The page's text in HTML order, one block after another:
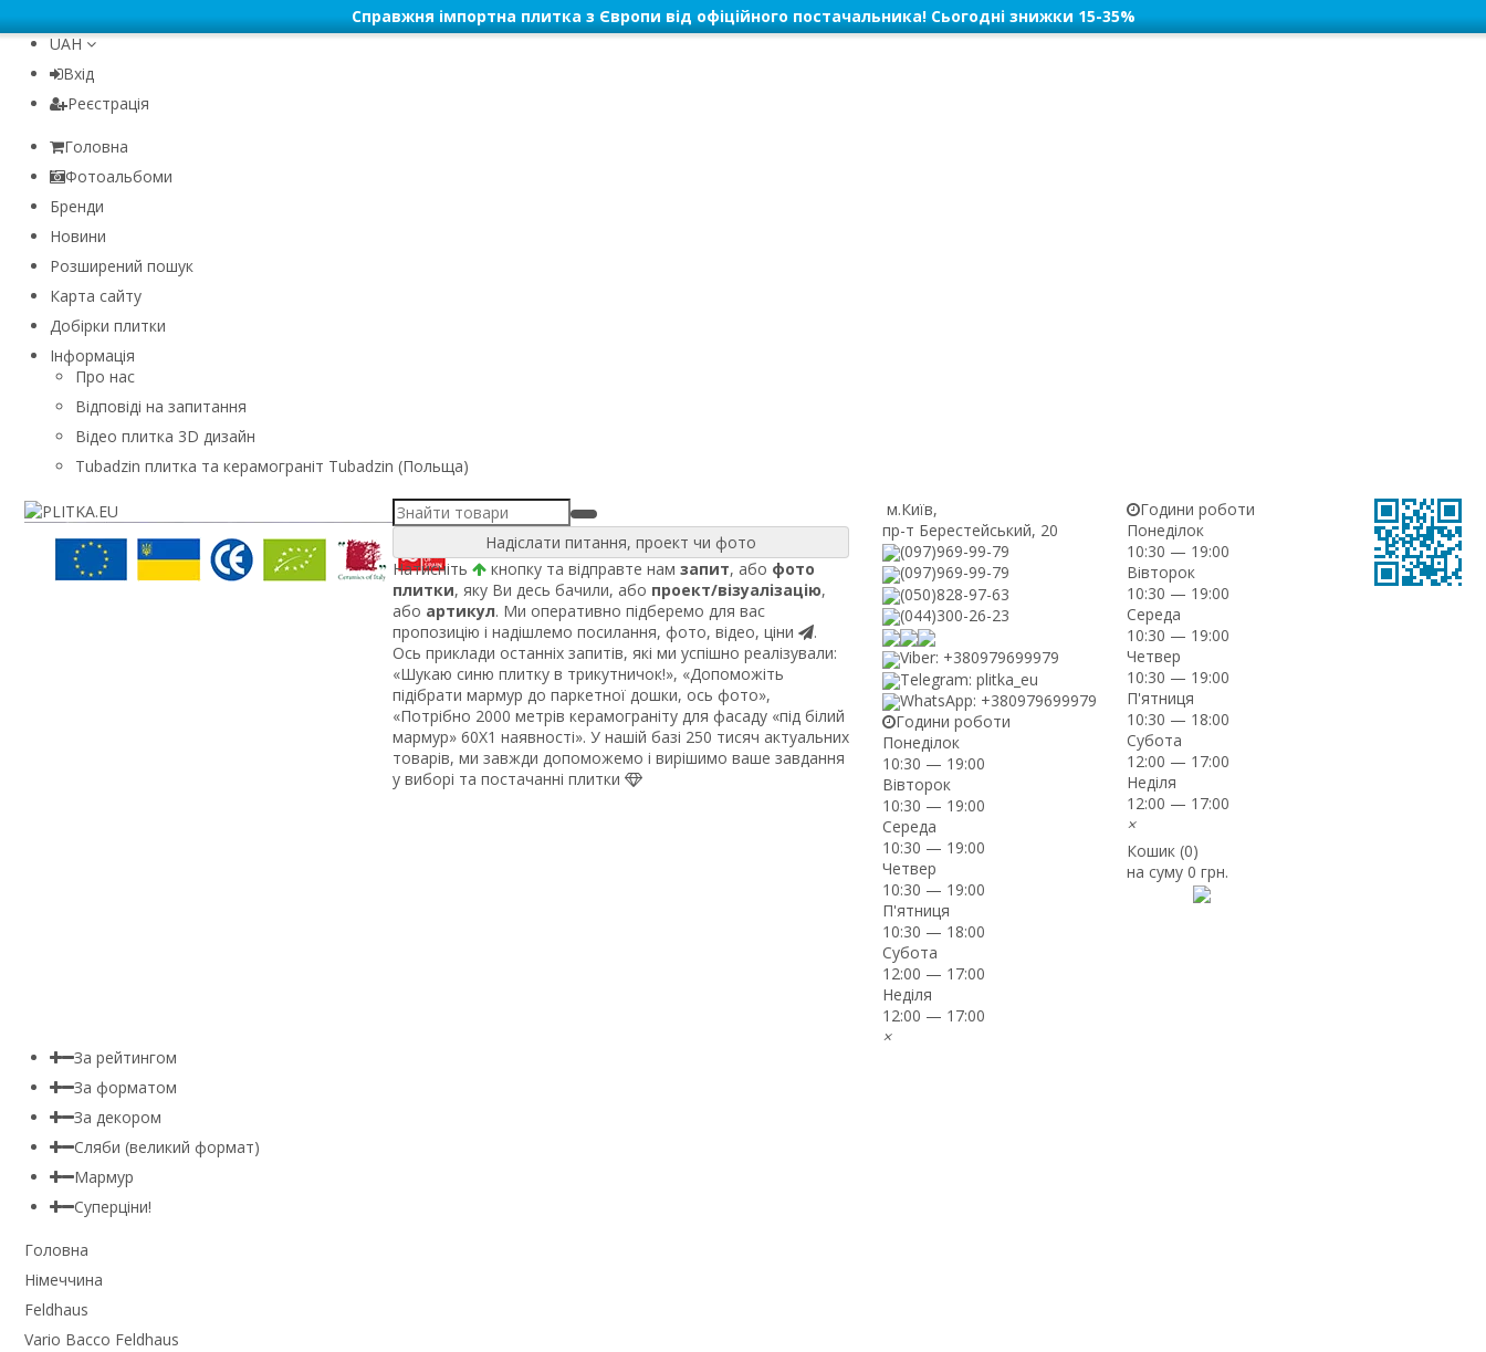
Справжня імпортна плитка з Європи від офіційного постачальника! Сьогодні знижки 15-35%
UAH
Вхід
Реєстрація
Головна
Фотоальбоми
Бренди
Новини
Розширений пошук
Карта сайту
Добірки плитки
Інформація
Про нас
Відповіді на запитання
Відео плитка 3D дизайн
Tubadzin плитка та керамограніт Tubadzin (Польща)
Надіслати питання, проект чи фото
Натисніть
кнопку та відправте нам запит, або фото
плитки, яку Ви десь бачили, або проект/візуалізацію,
або артикул. Ми оперативно підберемо для вас
пропозицію і надішлемо посилання, фото, відео, ціни
.
Ось приклади останніх запитів, які ми успішно реалізували:
«Шукаю синю плитку в трикутничок!», «Допоможіть
підібрати мармур до паркетної дошки, ось фото»,
«Потрібно 2000 метрів керамограніту для фасаду «під білий
мармур» 60Х1 наявності». У нашій базі 250 тисяч актуальних
товарів, ми завжди допоможемо і вирішимо ваше завдання
у виборі та постачанні плитки
м.Київ,
пр-т Берестейський, 20
(097)969-99-79
(097)969-99-79
(050)828-97-63
(044)300-26-23
Viber: +380979699979
Telegram: plitka_eu
WhatsApp: +380979699979
Години роботи
Понеділок
10:30 — 19:00
Вівторок
10:30 — 19:00
Середа
10:30 — 19:00
Четвер
10:30 — 19:00
П'ятниця
10:30 — 18:00
Субота
12:00 — 17:00
Неділя
12:00 — 17:00
×
Години роботи
Понеділок
10:30 — 19:00
Вівторок
10:30 — 19:00
Середа
10:30 — 19:00
Четвер
10:30 — 19:00
П'ятниця
10:30 — 18:00
Субота
12:00 — 17:00
Неділя
12:00 — 17:00
×
Кошик (0)
на суму0 грн.
За рейтингом
За форматом
За декором
Сляби (великий формат)
Мармур
Суперціни!
Головна
Німеччина
Feldhaus
Vario Bacco Feldhaus